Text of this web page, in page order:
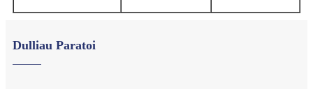
Dulliau Paratoi